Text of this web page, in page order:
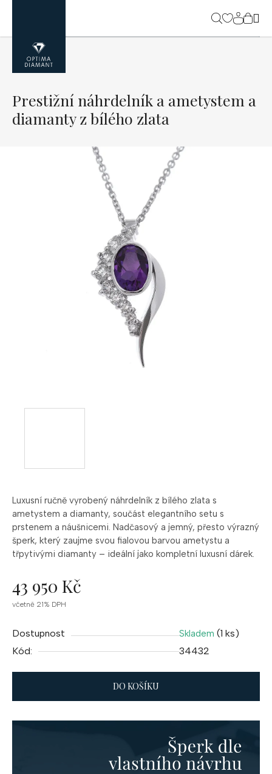
obsah
Luxusní ručně vyrobený náhrdelník z bílého zlata s
ametystem a diamanty, součást elegantního setu s
prstenem a náušnicemi. Nadčasový a jemný, přesto výrazný
šperk, který zaujme svou fialovou barvou ametystu a
třpytivými diamanty – ideální jako kompletní luxusní dárek.
43 950 Kč
Měrná
včetně 21% DPH
Dostupnost Skladem (1 ks)
Kód:
34432
DO KOŠÍKU
Prestižní náhrdelník a ametystem a
diamanty z bílého zlata